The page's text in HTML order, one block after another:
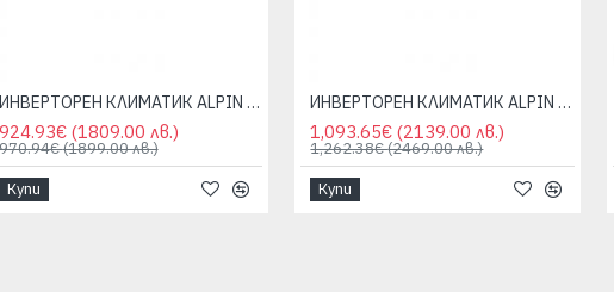
ИНВЕРТОРЕН КЛИМАТИК ALPIN ASW-50ETE, ELITE, 18000 BTU, WIFI
924.93€ (1809.00 лв.)
(1899.00 лв.)
Купи
ИНВЕРТОРЕН КЛИМАТИК ALPIN ASW-70ETE, ELITE, 24000 BTU, WIFI
1,093.65€(2139.00 лв.)
1,262.38€(2469.00 лв.)
Купи